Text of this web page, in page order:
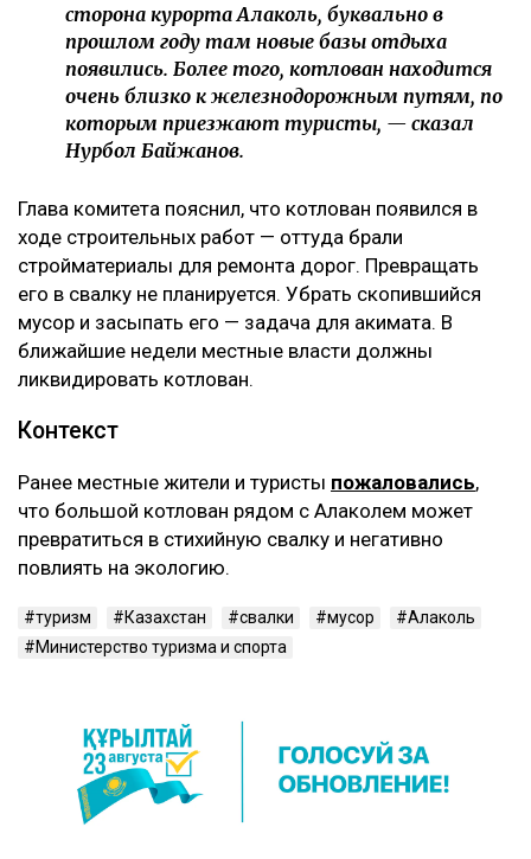
сторона курорта Алаколь, буквально в
прошлом году там новые базы отдыха
появились. Более того, котлован находится
очень близко к железнодорожным путям, по
которым приезжают туристы, — сказал
Нурбол Байжанов.
Глава комитета пояснил, что котлован появился в
ходе строительных работ — оттуда брали
стройматериалы для ремонта дорог. Превращать
его в свалку не планируется. Убрать скопившийся
мусор и засыпать его — задача для акимата. В
ближайшие недели местные власти должны
ликвидировать котлован.
Контекст
Ранее местные жители и туристы пожаловались,
что большой котлован рядом с Алаколем может
превратиться в стихийную свалку и негативно
повлиять на экологию.
туризм Казахстан свалки мусор
Алаколь
Министерство туризма и спорта